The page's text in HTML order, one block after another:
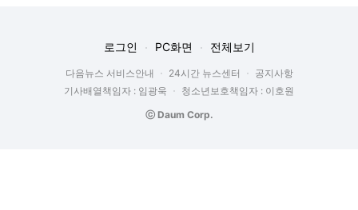
로그인 PC화면 전체보기
다음뉴스 서비스안내 24시간 뉴스센터
공지사항
기사배열책임자 : 임광욱
청소년보호책임자 : 이호원
ⓒ Daum Corp.